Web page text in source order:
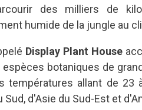
des milliers de
humide de la jungle au
Display Plant House
botaniques de
températures allant de 23
Sud, d'Asie du Sud-Est et